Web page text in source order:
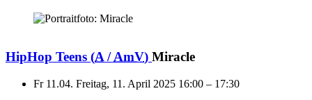
HipHop Teens (A /AmV) Miracle
Fr 11.04. Freitag, 11. April 2025 16:00 – 17:30